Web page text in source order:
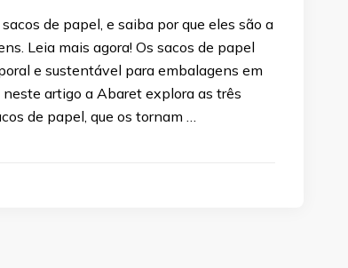
de papel, e saiba por que eles são a
Leia mais agora! Os sacos de papel
e sustentável para embalagens em
artigo a Abaret explora as três
de papel, que os tornam …